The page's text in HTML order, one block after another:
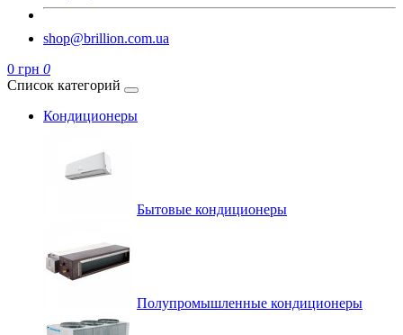
shop@brillion.com.ua
0 грн 0
Список категорий
Кондиционеры
Бытовые кондиционеры
Полупромышленные кондиционеры